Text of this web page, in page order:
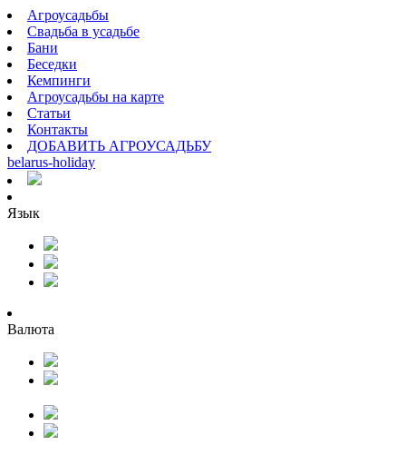
Агроусадьбы
Свадьба в усадьбе
Бани
Беседки
Кемпинги
Агроусадьбы на карте
Статьи
Контакты
ДОБАВИТЬ АГРОУСАДЬБУ
belarus-holiday
Язык
Валюта